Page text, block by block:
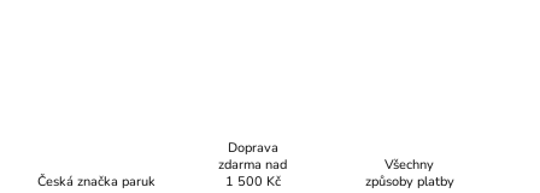
Česká značka paruk
Doprava
zdarma nad
1 500 Kč
Všechny
způsoby platby